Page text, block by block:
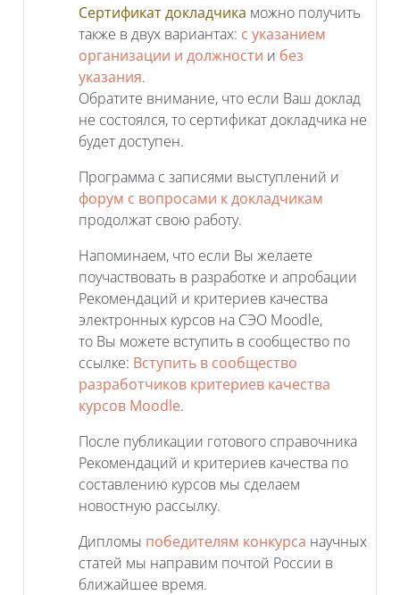
Сертификат докладчика можно получить
также в двух вариантах: с указанием
организации и должности и без
указания.
Обратите внимание, что если Ваш доклад
не состоялся, то сертификат докладчика не
будет доступен.
Программа с записями выступлений и
форум с вопросами к докладчикам
продолжат свою работу.
Напоминаем, что если Вы желаете
поучаствовать в разработке и апробации
Рекомендаций и критериев качества
электронных курсов на СЭО Moodle,
то Вы можете вступить в сообщество по
ссылке: Вступить в сообщество
разработчиков критериев качества
курсов Moodle.
После публикации готового справочника
Рекомендаций и критериев качества по
составлению курсов мы сделаем
новостную рассылку.
Дипломы победителям конкурса научных
статей мы направим почтой России в
ближайшее время.